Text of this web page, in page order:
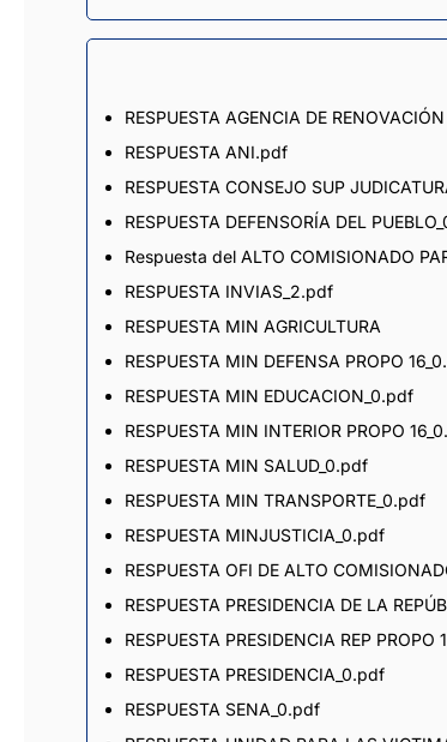
RESPUESTA AGENCIA DE
RESPUESTA ANI.pdf
RESPUESTA CONSEJO SUP
RESPUESTA DEFENSORÍA DEL
Respuesta del ALTO COMISIONADO
RESPUESTA INVIAS_2.pdf
RESPUESTA MIN AGRICULTURA
RESPUESTA MIN DEFENSA PROPO
RESPUESTA MIN EDUCACION_0.pdf
RESPUESTA MIN INTERIOR PROPO
RESPUESTA MIN SALUD_0.pdf
RESPUESTA MIN TRANSPORTE_0.pdf
RESPUESTA MINJUSTICIA_0.pdf
RESPUESTA OFI DE ALTO
RESPUESTA PRESIDENCIA DE LA
RESPUESTA PRESIDENCIA REP
RESPUESTA PRESIDENCIA_0.pdf
RESPUESTA SENA_0.pdf